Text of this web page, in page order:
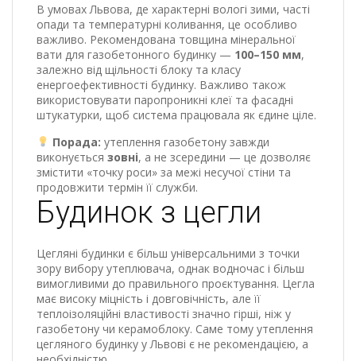
В умовах Львова, де характерні вологі зими, часті
опади та температурні коливання, це особливо
важливо. Рекомендована товщина мінеральної
вати для газобетонного будинку — 100–150 мм,
залежно від щільності блоку та класу
енергоефективності будинку. Важливо також
використовувати паропроникні клеї та фасадні
штукатурки, щоб система працювала як єдине ціле.
Порада: утеплення газобетону завжди
виконується зовні, а не зсередини — це дозволяє
змістити «точку роси» за межі несучої стіни та
продовжити термін її служби.
Будинок з цегли
Цегляні будинки є більш універсальними з точки
зору вибору утеплювача, однак водночас і більш
вимогливими до правильного проєктування. Цегла
має високу міцність і довговічність, але її
теплоізоляційні властивості значно гірші, ніж у
газобетону чи керамоблоку. Саме тому утеплення
цегляного будинку у Львові є не рекомендацією, а